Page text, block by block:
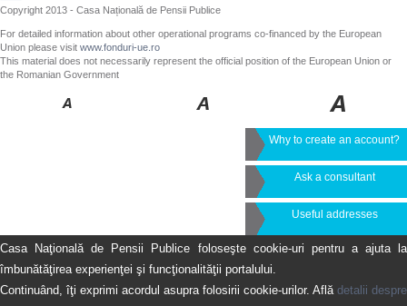
Copyright 2013 - Casa Națională de Pensii Publice
For detailed information about other operational programs co-financed by the European
Union please visit www.fonduri-ue.ro
This material does not necessarily represent the official position of the European Union or
the Romanian Government
Why to create an account?
Ask a consultant
Useful addresses
Casa Naţională de Pensii Publice foloseşte cookie-uri pentru a ajuta la
îmbunătăţirea experienţei şi funcţionalităţii portalului.
Continuând, îţi exprimi acordul asupra folosirii cookie-urilor. Află detalii despre